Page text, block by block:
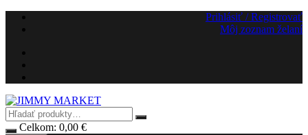
Preskočiť
Prihlásiť / Registrovať
Môj zoznam želaní
Celkom: 0,00 €